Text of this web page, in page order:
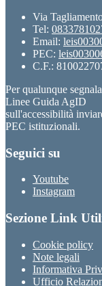
Via
Tel:
Email:
PEC:
C.F.:
Per qualunque
Linee Guida AgID
sull'accessibilità
PEC istituzionali.
Seguici su
Youtube
Instagram
Sezione Link
Cookie policy
Note legali
Informativa
Ufficio